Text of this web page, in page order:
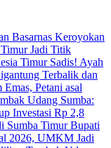
Basarnas Keroyokan
Jadi Titik
Timur Sadis! Ayah
Terbalik dan
Petani asal
Udang Sumba:
Investasi Rp 2,8
Sumba TimurBupati
2026, UMKM Jadi